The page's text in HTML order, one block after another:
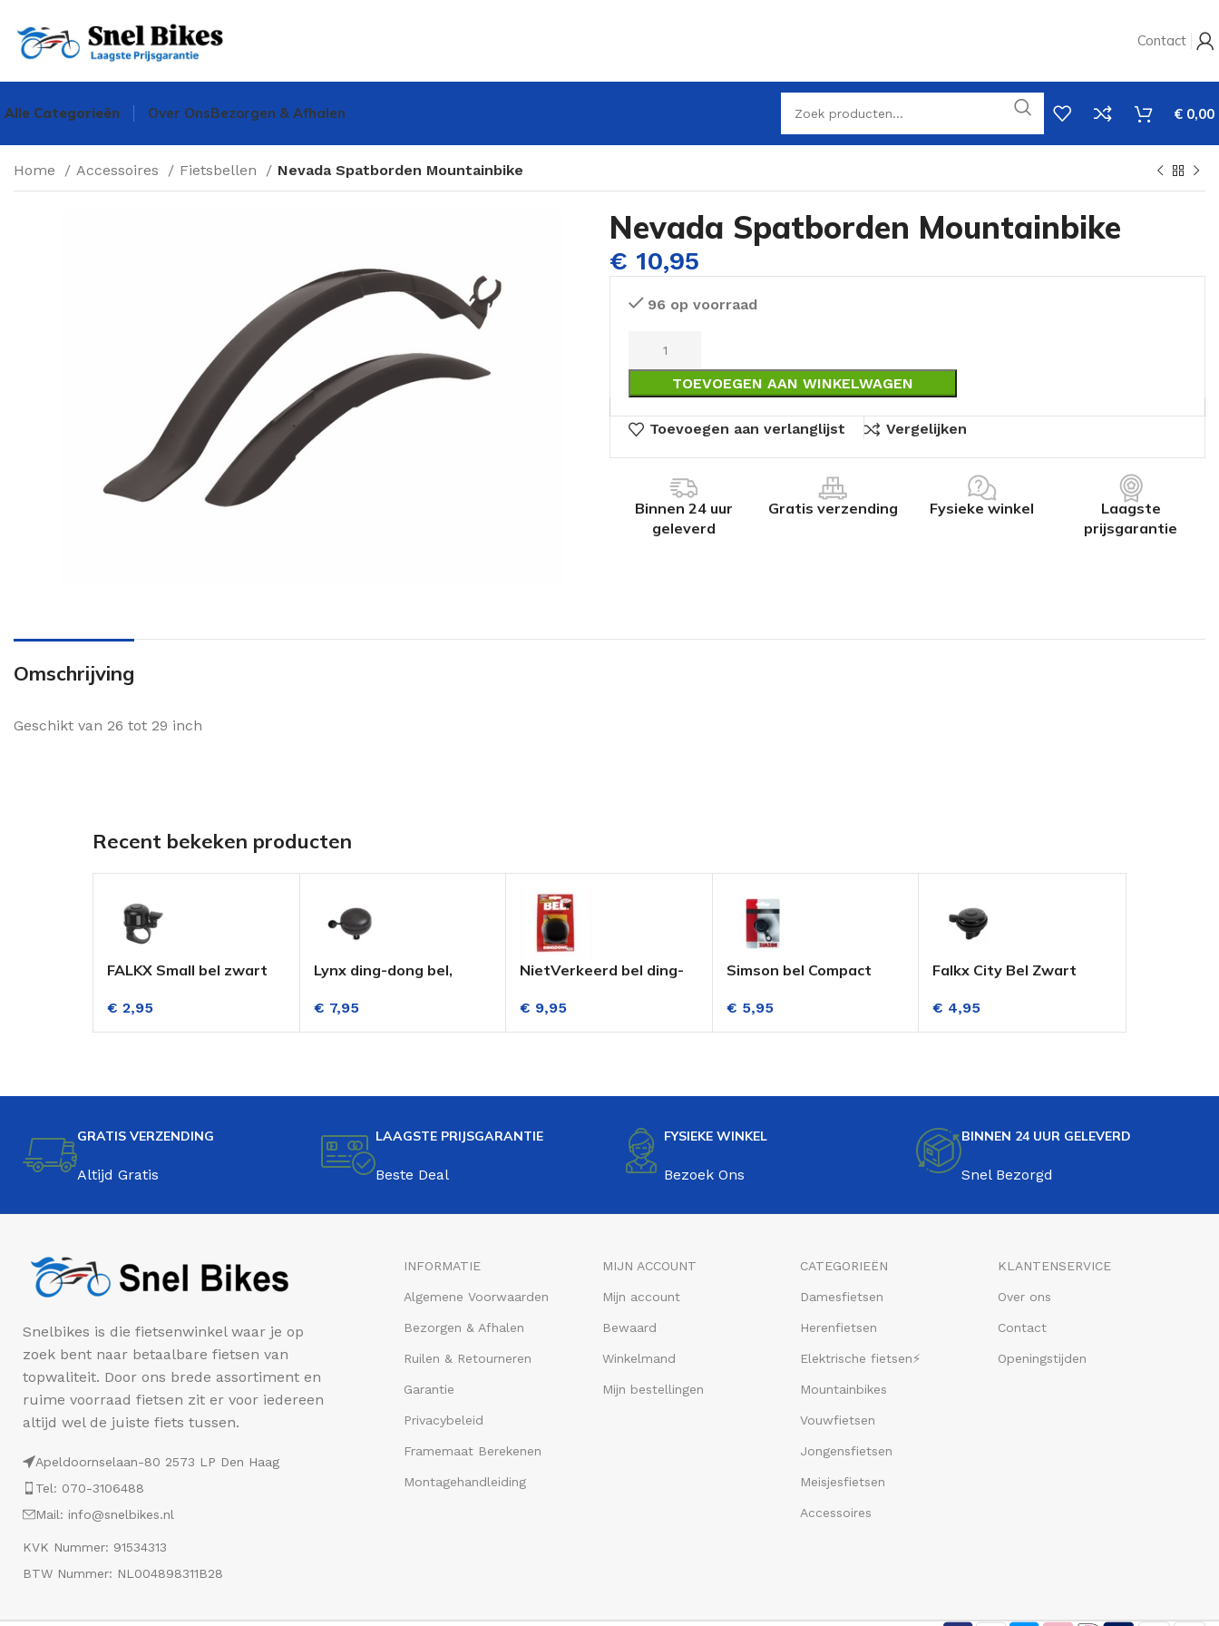
Contact
Alle Categorieën Over OnsBezorgen & Afhalen € 0,00
Home Accessoires Fietsbellen Nevada Spatborden Mountainbike
Nevada Spatborden Mountainbike
€ 10,95
96 op voorraad
TOEVOEGEN AAN WINKELWAGEN
Toevoegen aan verlanglijst Vergelijken
Binnen 24 uur
geleverd
Gratis verzending Fysieke winkel
Laagste
prijsgarantie
Omschrijving
Geschikt van 26 tot 29 inch
Recent bekeken producten
FALKX Small bel zwart
€ 2,95
Lynx ding-dong bel,
€ 7,95
NietVerkeerd bel ding-
zwart
€ 9,95
Simson bel Compact
€ 5,95
Falkx City Bel Zwart
€ 4,95
GRATIS VERZENDING
Altijd Gratis
LAAGSTE PRIJSGARANTIE
Beste Deal
FYSIEKE WINKEL
Bezoek Ons
BINNEN 24 UUR GELEVERD
Snel Bezorgd
Snelbikes is die fietsenwinkel waar je op
zoek bent naar betaalbare fietsen van
topwaliteit. Door ons brede assortiment en
ruime voorraad fietsen zit er voor iedereen
altijd wel de juiste fiets tussen.
Apeldoornselaan-80 2573 LP Den Haag
Tel: 070-3106488
Mail: info@snelbikes.nl
KVK Nummer: 91534313
BTW Nummer: NL004898311B28
INFORMATIE
Algemene Voorwaarden
Bezorgen & Afhalen
Ruilen & Retourneren
Garantie
Privacybeleid
Framemaat Berekenen
Montagehandleiding
MIJN ACCOUNT
Mijn account
Bewaard
Winkelmand
Mijn bestellingen
CATEGORIEËN
Damesfietsen
Herenfietsen
Elektrische fietsen⚡
Mountainbikes
Vouwfietsen
Jongensfietsen
Meisjesfietsen
Accessoires
KLANTENSERVICE
Over ons
Contact
Openingstijden